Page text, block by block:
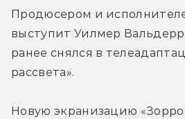
Продюсером и
выступит Уилмер
ранее снялся в
рассвета».
Новую экранизацию